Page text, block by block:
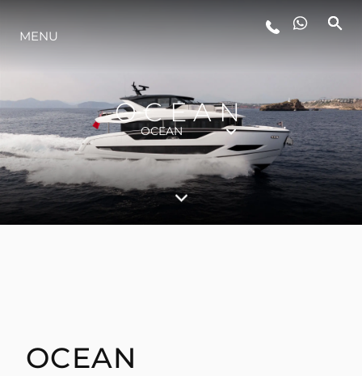
INNOWACJA
PRZEDSIĘBIORSTWO
ZESPÓŁ
MENU
OCEAN
OCEAN
OCEAN